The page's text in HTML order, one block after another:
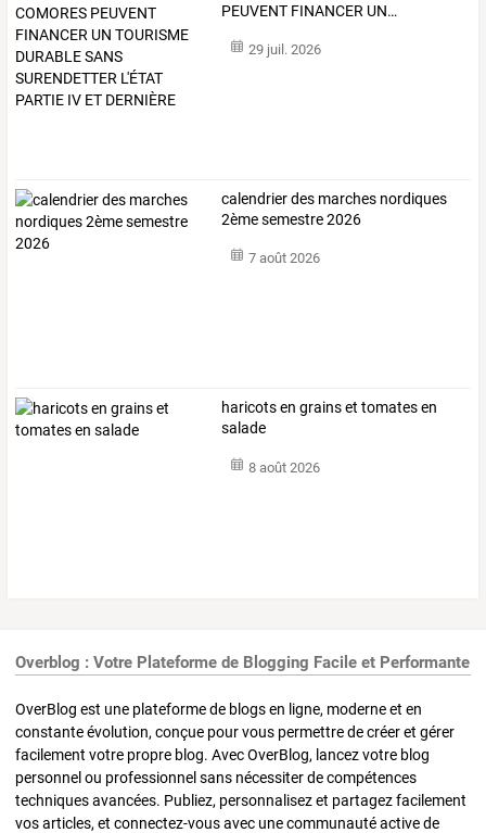
PEUVENT FINANCER UN…
29 juil. 2026
calendrier des marches nordiques
2ème semestre 2026
7 août 2026
haricots en grains et tomates en
salade
8 août 2026
Overblog : Votre Plateforme de Blogging Facile et Performante
OverBlog est une plateforme de blogs en ligne, moderne et en
constante évolution, conçue pour vous permettre de créer et gérer
facilement votre propre blog. Avec OverBlog, lancez votre blog
personnel ou professionnel sans nécessiter de compétences
techniques avancées. Publiez, personnalisez et partagez facilement
vos articles, et connectez-vous avec une communauté active de